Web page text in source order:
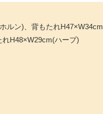
ルン)、背もたれH47×W34cm
H48×W29cm(ハープ)